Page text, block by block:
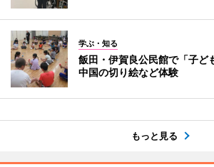
学ぶ・知る
飯田・伊賀良公民館で「子
中国の切り絵など体験
もっと見る